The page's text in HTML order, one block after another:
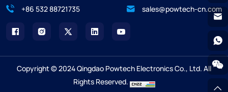
+86 532 88721735
sales@powtech-cn.com
Copyright © 2024 Qingdao Powtech Electronics Co., Ltd. All
Rights Reserved.